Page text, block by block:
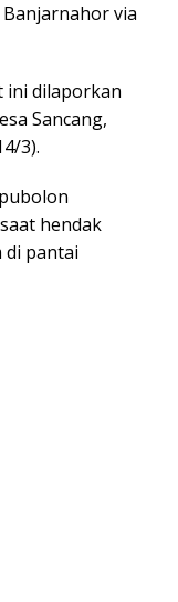
Banjarnahor via
ini dilaporkan
Sancang,
3).
hendak
di pantai